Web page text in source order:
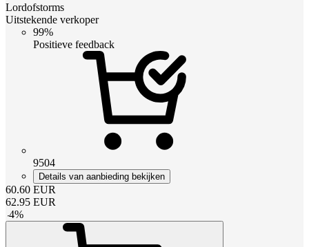
Lordofstorms
Uitstekende verkoper
99%
Positieve feedback
9504
Details van aanbieding bekijken
60.60 EUR
62.95 EUR
-4%